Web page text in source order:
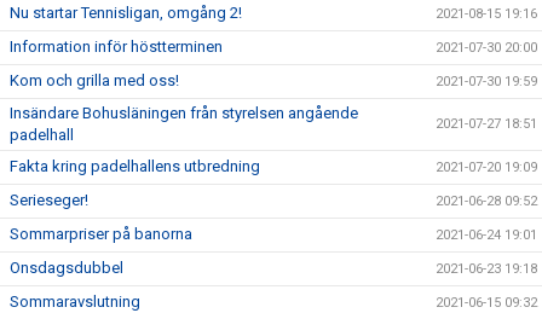
Nu startar Tennisligan, omgång 2! 2021-08-15 19:16
Information inför höstterminen 2021-07-30 20:00
Kom och grilla med oss! 2021-07-30 19:59
Insändare Bohusläningen från styrelsen angående
padelhall
2021-07-27 18:51
Fakta kring padelhallens utbredning 2021-07-20 19:09
Serieseger! 2021-06-28 09:52
Sommarpriser på banorna 2021-06-24 19:01
Onsdagsdubbel 2021-06-23 19:18
Sommaravslutning 2021-06-15 09:32